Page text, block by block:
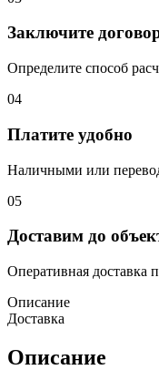
Заключите
Определите способ
04
Платите удобно
Наличными или
05
Доставим до
Оперативная доставка
Описание
Доставка
Описание